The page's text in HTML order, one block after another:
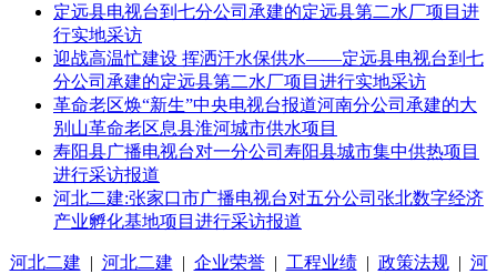
定远县电视台到七分公司承建的定远县第二水厂项目进
行实地采访
迎战高温忙建设 挥洒汗水保供水——定远县电视台到七
分公司承建的定远县第二水厂项目进行实地采访
革命老区焕“新生”中央电视台报道河南分公司承建的大
别山革命老区息县淮河城市供水项目
寿阳县广播电视台对一分公司寿阳县城市集中供热项目
进行采访报道
河北二建:张家口市广播电视台对五分公司张北数字经济
产业孵化基地项目进行采访报道
河北二建 | 河北二建 | 企业荣誉| 工程业绩| 政策法规| 河